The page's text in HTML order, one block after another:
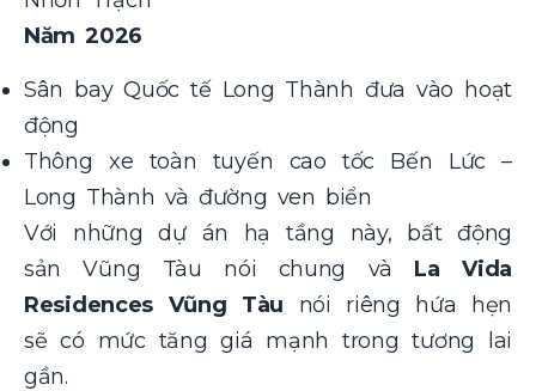
Năm 2026
Sân bay Quốc tế Long Thành đưa vào hoạt
động
Thông xe toàn tuyến cao tốc Bến Lức –
Long Thành và đường ven biển
Với những dự án hạ tầng này, bất động
sản Vũng Tàu nói chung và La Vida
Residences Vũng Tàu nói riêng hứa hẹn
sẽ có mức tăng giá mạnh trong tương lai
gần.